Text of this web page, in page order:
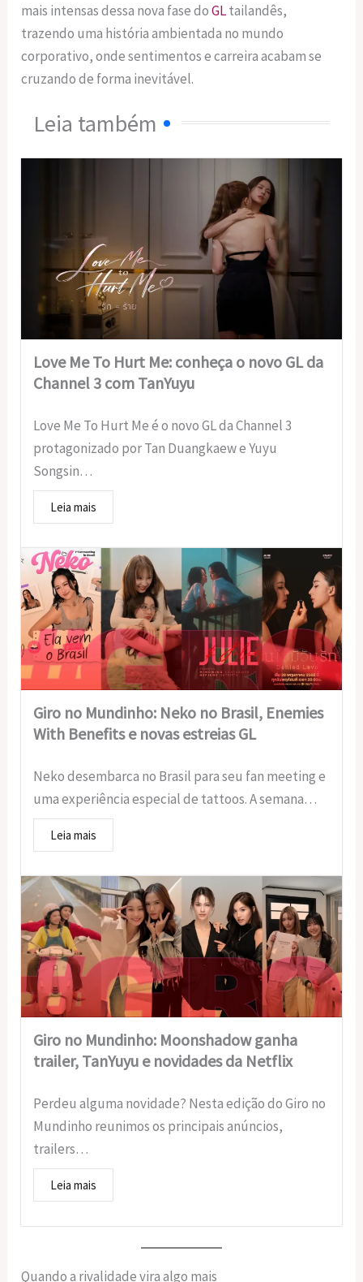
mais intensas dessa nova fase doGLtailandês,
trazendo uma história ambientada no mundo
corporativo, onde sentimentos e carreira acabam se
cruzando de forma inevitável.
Leia também
Love Me To Hurt Me: conheça o novo GL da
Channel 3 com TanYuyu
Love Me To Hurt Me é o novo GL da Channel 3
protagonizado por Tan Duangkaew e Yuyu
Songsin…
Leia mais
Giro no Mundinho: Neko no Brasil, Enemies
With Benefits e novas estreias GL
Neko desembarca no Brasil para seu fan meeting e
uma experiência especial de tattoos. A semana…
Leia mais
Giro no Mundinho: Moonshadow ganha
trailer, TanYuyu e novidades da Netflix
Perdeu alguma novidade? Nesta edição do Giro no
Mundinho reunimos os principais anúncios,
trailers…
Leia mais
Quando a rivalidade vira algo mais